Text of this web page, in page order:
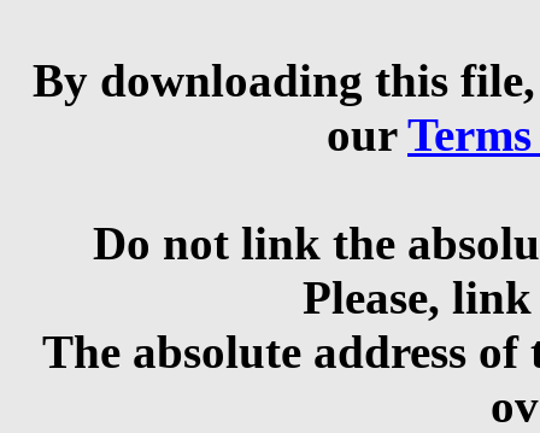
By downloading this
our
Do not link the
Please,
The absolute address